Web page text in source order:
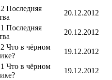
Последняя
20.12.2012
Последняя
20.12.2012
Что в чёрном
19.12.2012
Что в чёрном
19.12.2012